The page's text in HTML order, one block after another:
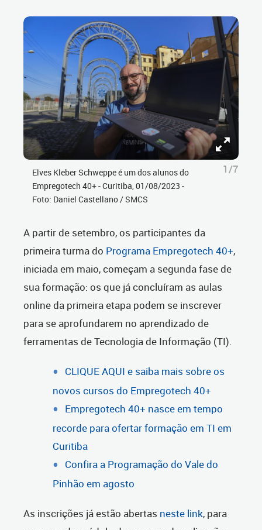
Elves Kleber Schweppe é um dos alunos do
Empregotech 40+ - Curitiba, 01/08/2023 -
Foto: Daniel Castellano / SMCS
1/7
A partir de setembro, os participantes da
primeira turma do Programa Empregotech 40+,
iniciada em maio, começam a segunda fase de
sua formação: os que já concluíram as aulas
online da primeira etapa podem se inscrever
para se aprofundarem no aprendizado de
ferramentas de Tecnologia de Informação (TI).
CLIQUE AQUI e saiba mais sobre os
novos cursos do Empregotech 40+
Empregotech 40+ nasce em tempo
recorde para ofertar formação em TI em
Curitiba
Confira a Programação do Vale do
Pinhão em agosto
As inscrições já estão abertas neste link, para